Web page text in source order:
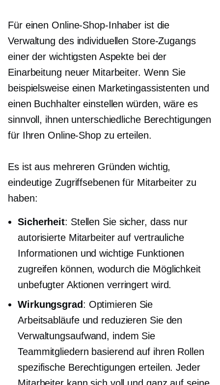
Für einen Online-Shop-Inhaber ist die
Verwaltung des individuellen Store-Zugangs
einer der wichtigsten Aspekte bei der
Einarbeitung neuer Mitarbeiter. Wenn Sie
beispielsweise einen Marketingassistenten und
einen Buchhalter einstellen würden, wäre es
sinnvoll, ihnen unterschiedliche Berechtigungen
für Ihren Online-Shop zu erteilen.
Es ist aus mehreren Gründen wichtig,
eindeutige Zugriffsebenen für Mitarbeiter zu
haben:
Sicherheit: Stellen Sie sicher, dass nur
autorisierte Mitarbeiter auf vertrauliche
Informationen und wichtige Funktionen
zugreifen können, wodurch die Möglichkeit
unbefugter Aktionen verringert wird.
Wirkungsgrad: Optimieren Sie
Arbeitsabläufe und reduzieren Sie den
Verwaltungsaufwand, indem Sie
Teammitgliedern basierend auf ihren Rollen
spezifische Berechtigungen erteilen. Jeder